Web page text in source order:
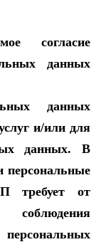
согласие
данных
данных
и/или для
данных. В
персональные
требует от